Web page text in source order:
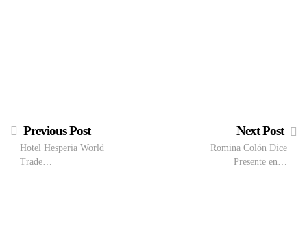
Previous Post
Hotel Hesperia World
Trade…
Next Post
Romina Colón Dice
Presente en…